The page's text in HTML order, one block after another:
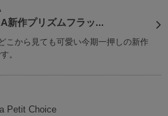
新作プリズムフラッ...
こから見ても可愛い今期一押しの新作
。
Petit Choice